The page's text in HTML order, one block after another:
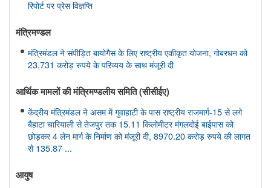
रिपोर्ट पर प्रेस विज्ञप्ति
मंत्रिमण्‍डल
मंत्रिमंडल ने संपीड़ित बायोगैस के लिए राष्ट्रीय एकीकृत योजना, गोबरधन को
23,731 करोड़ रुपये के परिव्यय के साथ मंजूरी दी
आर्थिक मामलों की मंत्रिमण्‍डलीय समिति (सीसीईए)
केंद्रीय मंत्रिमंडल ने असम में गुवाहाटी के पास राष्ट्रीय राजमार्ग-15 से लगे
बैहाटा चारियाली से तेजपुर तक 15.11 किलोमीटर मंगलदोई बाईपास को
छोड़कर 4 लेन मार्ग के निर्माण को मंजूरी दी, 8970.20 करोड़ रुपये की लागत
से 135.87 ...
आयुष